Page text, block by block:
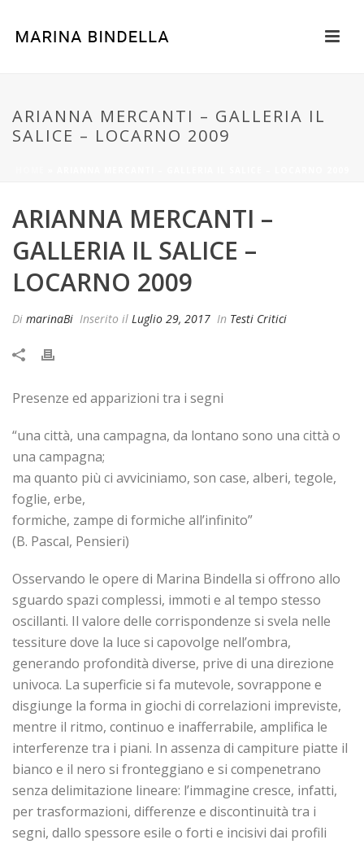
ARIANNA MERCANTI – GALLERIA IL
SALICE – LOCARNO 2009
ARIANNA MERCANTI –
GALLERIA IL SALICE –
LOCARNO 2009
Di marinaBi Inserito il Luglio 29, 2017 In Testi Critici
Presenze ed apparizioni tra i segni
“una città, una campagna, da lontano sono una città o
una campagna;
ma quanto più ci avviciniamo, son case, alberi, tegole,
foglie, erbe,
formiche, zampe di formiche all’infinito”
(B. Pascal, Pensieri)
Osservando le opere di Marina Bindella si offrono allo
sguardo spazi complessi, immoti e al tempo stesso
oscillanti. Il valore delle corrispondenze si svela nelle
tessiture dove la luce si capovolge nell’ombra,
generando profondità diverse, prive di una direzione
univoca. La superficie si fa mutevole, sovrappone e
disgiunge la forma in giochi di correlazioni impreviste,
mentre il ritmo, continuo e inafferrabile, amplifica le
interferenze tra i piani. In assenza di campiture piatte il
bianco e il nero si fronteggiano e si compenetrano
senza delimitazione lineare: l’immagine cresce, infatti,
per trasformazioni, differenze e discontinuità tra i
segni, dallo spessore esile o forti e incisivi dai profili